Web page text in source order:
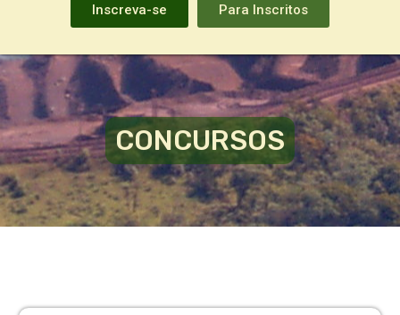
Inscreva-se Para Inscritos
CONCURSOS